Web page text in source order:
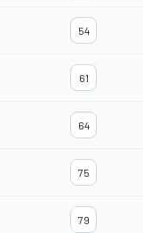
54
61
64
75
79